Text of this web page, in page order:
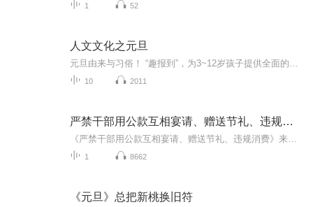
1 52
人文文化之元旦
10 2011
严禁干部用公款互相宴请、赠送节礼、违规消费
1 8662
《元旦》总把新桃换旧符